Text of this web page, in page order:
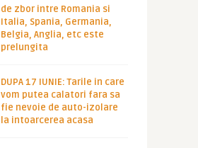
de zbor intre Romania si
Italia, Spania, Germania,
Belgia, Anglia, etc este
prelungita
DUPA 17 IUNIE: Tarile in care
vom putea calatori fara sa
fie nevoie de auto-izolare
la intoarcerea acasa